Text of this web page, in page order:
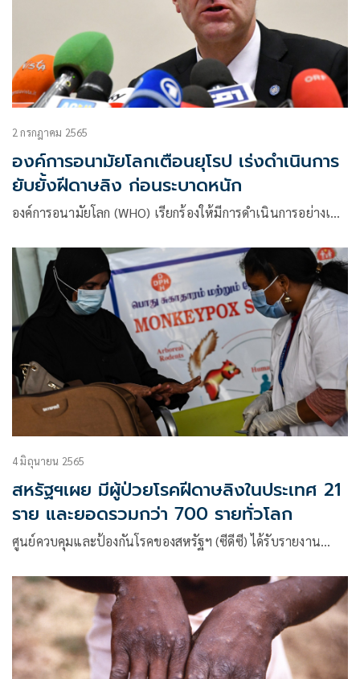
2 กรกฎาคม 2565
องค์การอนามัยโลกเตือนยุโรป เร่งดำเนินการ
ยับยั้งฝีดาษลิง ก่อนระบาดหนัก
องค์การอนามัยโลก (WHO) เรียกร้องให้มีการดำเนินการอย่างเ…
4 มิถุนายน 2565
สหรัฐฯเผย มีผู้ป่วยโรคฝีดาษลิงในประเทศ 21
ราย และยอดรวมกว่า 700 รายทั่วโลก
ศูนย์ควบคุมและป้องกันโรคของสหรัฐฯ (ซีดีซี) ได้รับรายงาน…